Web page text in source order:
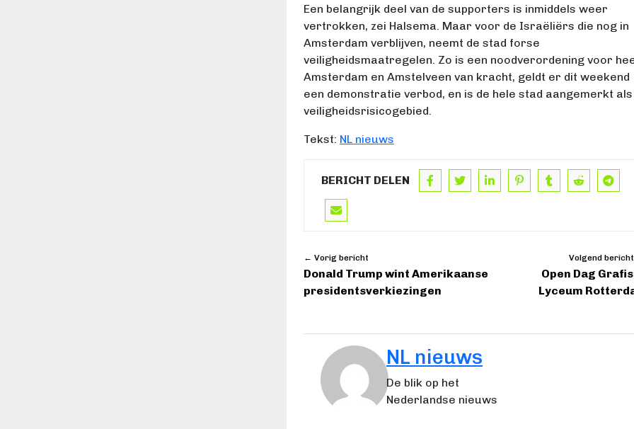
Een belangrijk deel van de supporters is inmiddels weer
vertrokken, zei Halsema. Maar voor de Israëliërs die nog in
Amsterdam verblijven, neemt de stad forse
veiligheidsmaatregelen. Zo is een noodverordening voor
Amsterdam en Amstelveen van kracht, geldt er dit weekend
een demonstratie verbod, en is de hele stad aangemerkt als
veiligheidsrisicogebied.
Tekst: NL nieuws
BERICHT DELEN
← Vorig bericht
Donald Trump wint Amerikaanse
presidentsverkiezingen
Volgend bericht
Open Dag
Lyceum
NL nieuws
De blik op het
Nederlandse nieuws